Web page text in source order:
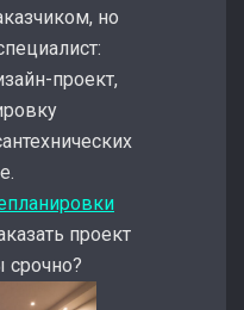
но
проект,
проект
срочно?